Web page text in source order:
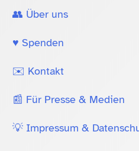
👥 Über uns
♥️ Spenden
✉️ Kontakt
📰 Für Presse & Medien
💡 Impressum &